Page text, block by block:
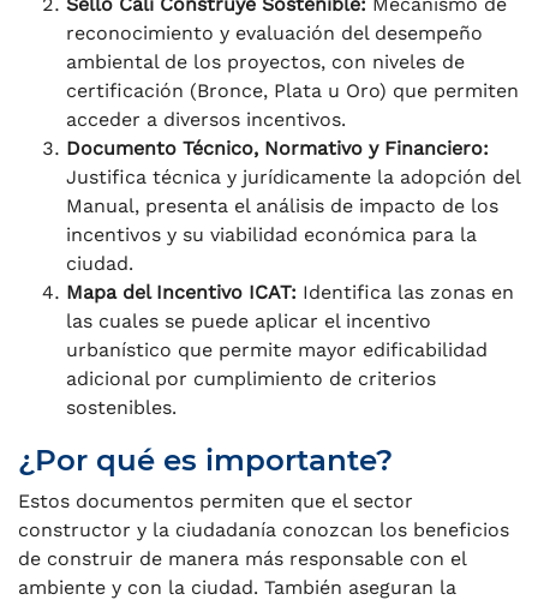
reconocimiento y evaluación del desempeño
ambiental de los proyectos, con niveles de
certificación (Bronce, Plata u Oro) que permiten
acceder a diversos incentivos.
Documento Técnico, Normativo y Financiero:
Justifica técnica y jurídicamente la adopción del
Manual, presenta el análisis de impacto de los
incentivos y su viabilidad económica para la
ciudad.
Mapa del Incentivo ICAT: Identifica las zonas en
las cuales se puede aplicar el incentivo
urbanístico que permite mayor edificabilidad
adicional por cumplimiento de criterios
sostenibles.
¿Por qué es importante?
Estos documentos permiten que el sector
constructor y la ciudadanía conozcan los beneficios
de construir de manera más responsable con el
ambiente y con la ciudad. También aseguran la